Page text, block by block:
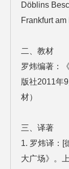
Döblins
Frankfurt
二、教材
罗炜编著：
版社2011年
材）
三、译著
1. 罗炜译：[
大广场》。